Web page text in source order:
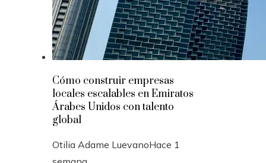
Cómo construir empresas
locales escalables en Emiratos
Árabes Unidos con talento
global
Otilia Adame LuevanoHace 1